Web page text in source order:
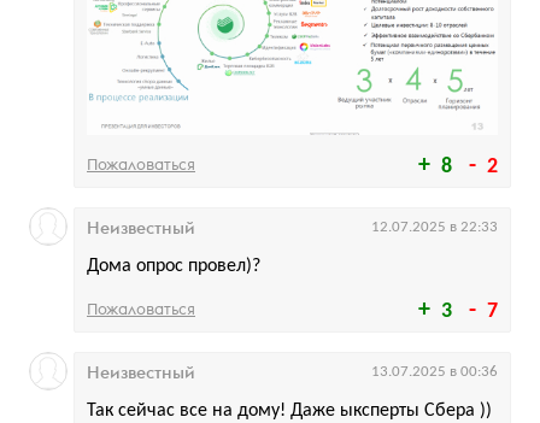
8 2
Пожаловаться
3 7
Дома опрос провел)?
Неизвестный 12.07.2025 в 22:33
Пожаловаться
Так сейчас все на дому! Даже ыксперты Сбера ))
Неизвестный 13.07.2025 в 00:36